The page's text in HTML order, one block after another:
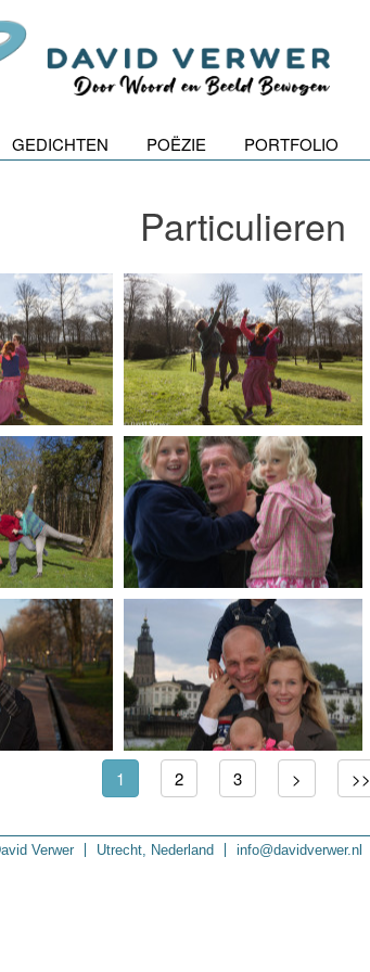
GEDICHTEN POËZIE PORTFOLIO
Particulieren
1 2 3 > >>
Verwer Utrecht, Nederland info@davidverwer.nl